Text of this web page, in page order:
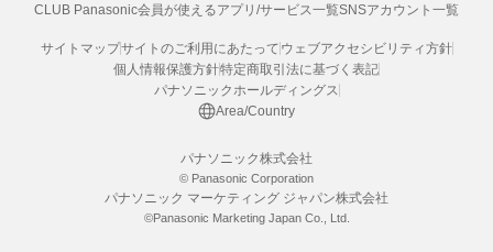
CLUB Panasonic会員が使えるアプリ/サービス一覧SNSアカウント一覧
サイトマップサイトのご利用にあたって ウェブアクセシビリティ方針
個人情報保護方針特定商取引法に基づく表記
パナソニックホールディングス
Area/Country
パナソニック株式会社
© Panasonic Corporation
パナソニック マーケティング ジャパン株式会社
©Panasonic Marketing Japan Co., Ltd.